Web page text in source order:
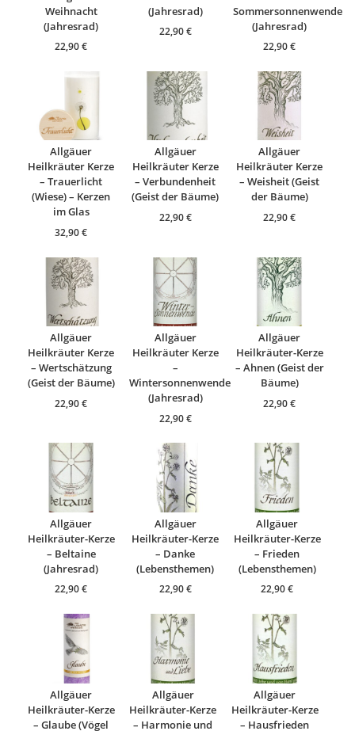
Weihnacht
(Jahresrad)
22,90€
(Jahresrad)
22,90€
Sommersonnenwende
(Jahresrad)
22,90€
Allgäuer
Heilkräuter Kerze
– Trauerlicht
(Wiese) – Kerzen
im Glas
32,90€
Allgäuer
Heilkräuter Kerze
– Verbundenheit
(Geist der Bäume)
22,90€
Allgäuer
Heilkräuter Kerze
– Weisheit (Geist
der Bäume)
22,90€
Allgäuer
Heilkräuter Kerze
– Wertschätzung
(Geist der Bäume)
22,90€
Allgäuer
Heilkräuter Kerze
–
Wintersonnenwende
(Jahresrad)
22,90€
Allgäuer
Heilkräuter-Kerze
– Ahnen (Geist der
Bäume)
22,90€
Allgäuer
Heilkräuter-Kerze
– Beltaine
(Jahresrad)
22,90€
Allgäuer
Heilkräuter-Kerze
– Danke
(Lebensthemen)
22,90€
Allgäuer
Heilkräuter-Kerze
– Frieden
(Lebensthemen)
22,90€
Allgäuer
Heilkräuter-Kerze
– Glaube (Vögel
Allgäuer
Heilkräuter-Kerze
– Harmonie und
Allgäuer
Heilkräuter-Kerze
– Hausfrieden